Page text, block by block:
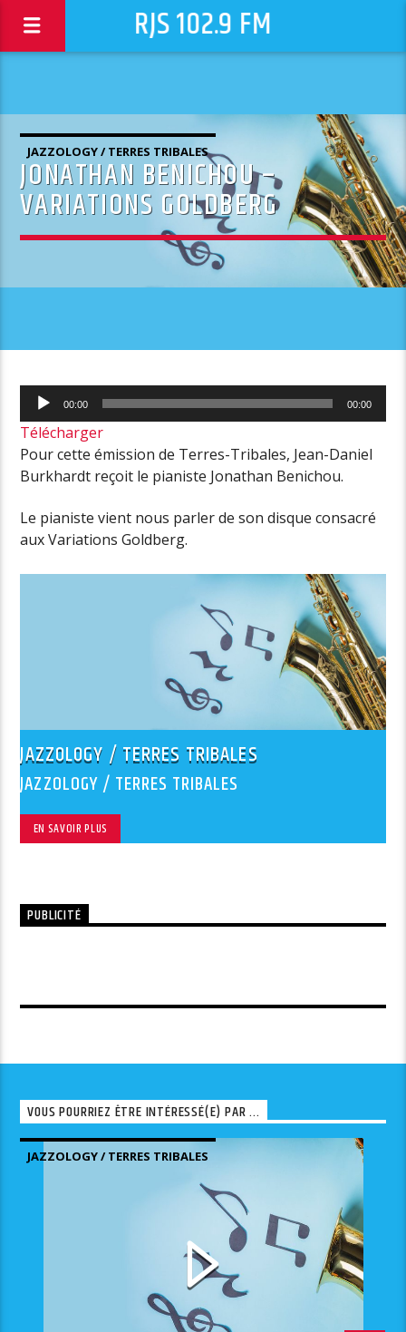
RJS 102.9 FM
JAZZOLOGY / TERRES TRIBALES
JONATHAN BENICHOU –
VARIATIONS GOLDBERG
Lecteur
audio
00:00 00:00
Télécharger
Pour cette émission de Terres-Tribales, Jean-Daniel
Burkhardt reçoit le pianiste Jonathan Benichou.
Le pianiste vient nous parler de son disque consacré
aux Variations Goldberg.
JAZZOLOGY / TERRES TRIBALES
JAZZOLOGY / TERRES TRIBALES
EN SAVOIR PLUS
PUBLICITÉ
VOUS POURRIEZ ÊTRE INTÉRESSÉ(E) PAR ...
JAZZOLOGY / TERRES TRIBALES